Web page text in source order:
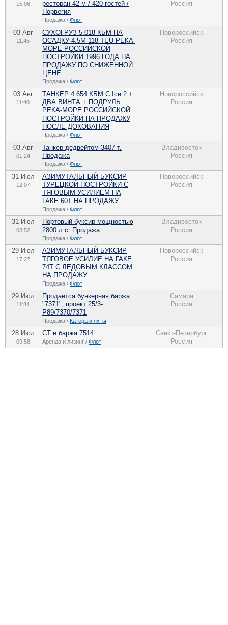
15:06
ресторан 42 м / 420 гостей /
Норвегия
Продажа / Флот
Россия
03 Авг
11:45
СУХОГРУЗ 5.018 КБМ НА
ОСАДКУ 4.5М 118 TEU РЕКА-
МОРЕ РОССИЙСКОЙ
ПОСТРОЙКИ 1996 ГОДА НА
ПРОДАЖУ ПО CНИЖЕННОЙ
ЦЕНЕ
Продажа / Флот
Новороссийск
Россия
03 Авг
11:40
ТАНКЕР 4.654 КБМ C Ice 2 +
ДВА ВИНТА + ПОДРУЛЬ
РЕКА-МОРЕ РОССИЙСКОЙ
ПОСТРОЙКИ НА ПРОДАЖУ
ПОCЛЕ ДОКОВАНИЯ
Продажа / Флот
Новороссийск
Россия
03 Авг
01:24
Танкер дедвейтом 3407 т.
Продажа
Продажа / Флот
Владивосток
Россия
31 Июл
12:07
АЗИМУТАЛЬНЫЙ БУКСИР
ТУРЕЦКОЙ ПОСТРОЙКИ С
ТЯГОВЫМ УСИЛИЕМ НА
ГАКЕ 60Т НА ПРОДАЖУ
Продажа / Флот
Новороссийск
Россия
31 Июл
08:52
Портовый буксир мощностью
2800 л.с. Продажа
Продажа / Флот
Владивосток
Россия
29 Июл
17:27
АЗИМУТАЛЬНЫЙ БУКСИР
ТЯГОВОЕ УСИЛИЕ НА ГАКЕ
74Т С ЛЕДОВЫМ КЛАССОМ
НА ПРОДАЖУ
Продажа / Флот
Новороссийск
Россия
29 Июл
11:34
Продается бункерная баржа
"7371", проект 25/3-
Р89/7370/7371
Продажа / Катера и яхты
Самара
Россия
28 Июл
09:58
СТ и баржа 7514
Аренда и лизинг / Флот
Санкт-Петербург
Россия